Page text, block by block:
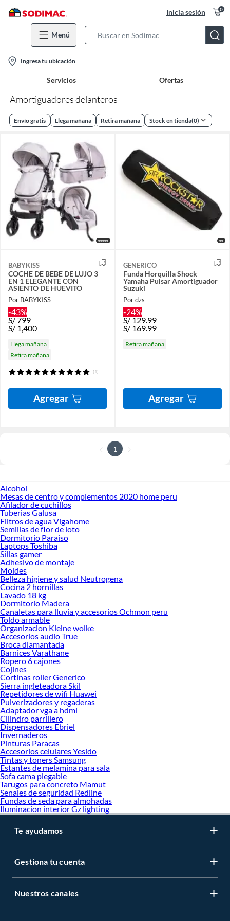
Inicia sesión 0
Menú
Bar
location-
icon
Ingresa tu ubicación
Servicios Ofertas
Amortiguadores delanteros
Envío gratis Llega mañana Retira mañana Stock en tienda(0)
BABYKISS
COCHE DE BEBE DE LUJO 3
EN 1 ELEGANTE CON
ASIENTO DE HUEVITO
Por BABYKISS
-43%
S/799
S/ 1,400
Llega mañana
Retira mañana
(1)
Agregar
GENERICO
Funda Horquilla Shock
Yamaha Pulsar Amortiguador
Suzuki
Por dzs
-24%
S/129.99
S/ 169.99
Retira mañana
Agregar
1
Alcohol
Mesas de centro y complementos 2020 home peru
Afilador de cuchillos
Tuberias Galusa
Filtros de agua Vigahome
Semillas de flor de loto
Dormitorio Paraiso
Laptops Toshiba
Sillas gamer
Adhesivo de montaje
Moldes
Belleza higiene y salud Neutrogena
Cocina 2 hornillas
Lavado 18 kg
Dormitorio Madera
Canaletas para lluvia y accesorios Ochmon peru
Toldo armable
Organizacion Kleine wolke
Accesorios audio True
Broca diamantada
Barnices Varathane
Ropero 6 cajones
Cojines
Cortinas roller Generico
Sierra ingleteadora Skil
Repetidores de wifi Huawei
Pulverizadores y regaderas
Adaptador vga a hdmi
Cilindro parrillero
Dispensadores Ebriel
Invernaderos
Pinturas Paracas
Accesorios celulares Yesido
Tintas y toners Samsung
Estantes de melamina para sala
Sofa cama plegable
Tarugos para concreto Mamut
Senales de seguridad Redline
Fundas de seda para almohadas
Iluminacion interior Gz lighting
Te ayudamos
Gestiona tu cuenta
Nuestros canales